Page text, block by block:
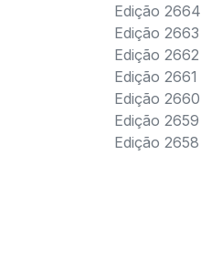
Edição 2664
Edição 2663
Edição 2662
Edição 2661
Edição 2660
Edição 2659
Edição 2658